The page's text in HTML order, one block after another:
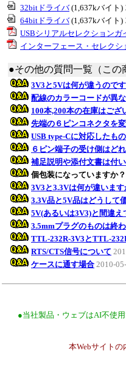
32bitドライバ(1,637kバイト)
64bitドライバ(1,637kバイト)
USBシリアルセレクションガ
インターフェース・セレクシ
●その他の質問一覧（この
3V3と5Vは何が違うので
配線のカラーコードが異
100本,200本の在庫はござ
先端の６ピンコネクタを
USB type-Cに対応したも
６ピン端子の受け側はど
補足説明や添付文書は付
個包装になっていますか？
3V3と3.3Vは何が違います
3.3V品と5V品はどうして
5V(あるいは3V3)と間違え
3.5mmプラグのものは終
TTL-232R-3V3とTTL-
RTS/CTS信号について
ケースに通す場合 2010-
●当社製品・ウェブはAI不使
本Webサイト